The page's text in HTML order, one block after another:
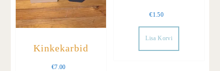
Kinkekarbid
€7.00
€1.50
Lisa Korvi